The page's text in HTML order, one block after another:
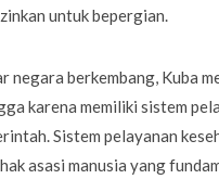
untuk bepergian.
negara berkembang, Kuba
karena memiliki sistem
Sistem pelayanan
asasi manusia yang